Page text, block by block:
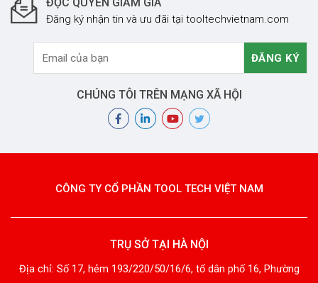
ĐỘC QUYỀN GIẢM GIÁ
Đăng ký nhận tin và ưu đãi tại tooltechvietnam.com
CHÚNG TÔI TRÊN MẠNG XÃ HỘI
CÔNG TY CỔ PHẦN TOOL TECH VIỆT NAM
TRỤ SỞ TẠI HÀ NỘI
Địa chỉ: Số 17, hẻm 193/220/50/16/6, tổ dân phố 16, Phường